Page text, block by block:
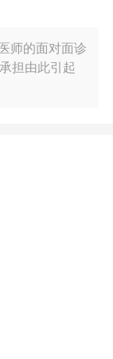
师的面对面诊
担由此引起